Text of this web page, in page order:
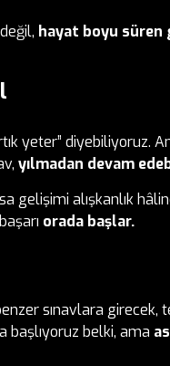
hayat boyu süren
yeter” diyebiliyoruz.
yılmadan devam
gelişimi alışkanlık
orada başlar.
sınavlara girecek,
başlıyoruz belki, ama